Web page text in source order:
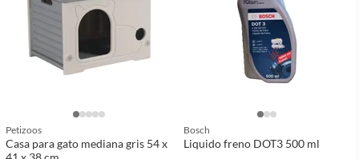
Petizoos
Casa para gato mediana gris 54 x
Bosch
Liquido freno DOT3 500 ml